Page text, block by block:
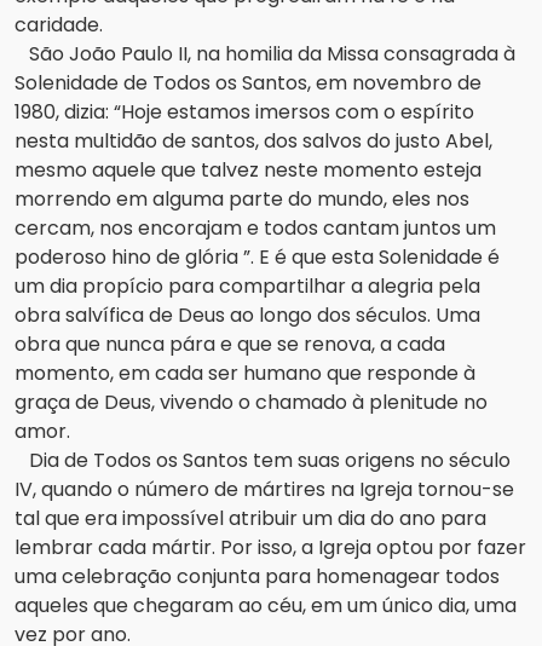
caridade.
São João Paulo II, na homilia da Missa consagrada à
Solenidade de Todos os Santos, em novembro de
1980, dizia: “Hoje estamos imersos com o espírito
nesta multidão de santos, dos salvos do justo Abel,
mesmo aquele que talvez neste momento esteja
morrendo em alguma parte do mundo, eles nos
cercam, nos encorajam e todos cantam juntos um
poderoso hino de glória ”. E é que esta Solenidade é
um dia propício para compartilhar a alegria pela
obra salvífica de Deus ao longo dos séculos. Uma
obra que nunca pára e que se renova, a cada
momento, em cada ser humano que responde à
graça de Deus, vivendo o chamado à plenitude no
amor.
Dia de Todos os Santos tem suas origens no século
IV, quando o número de mártires na Igreja tornou-se
tal que era impossível atribuir um dia do ano para
lembrar cada mártir. Por isso, a Igreja optou por fazer
uma celebração conjunta para homenagear todos
aqueles que chegaram ao céu, em um único dia, uma
vez por ano.